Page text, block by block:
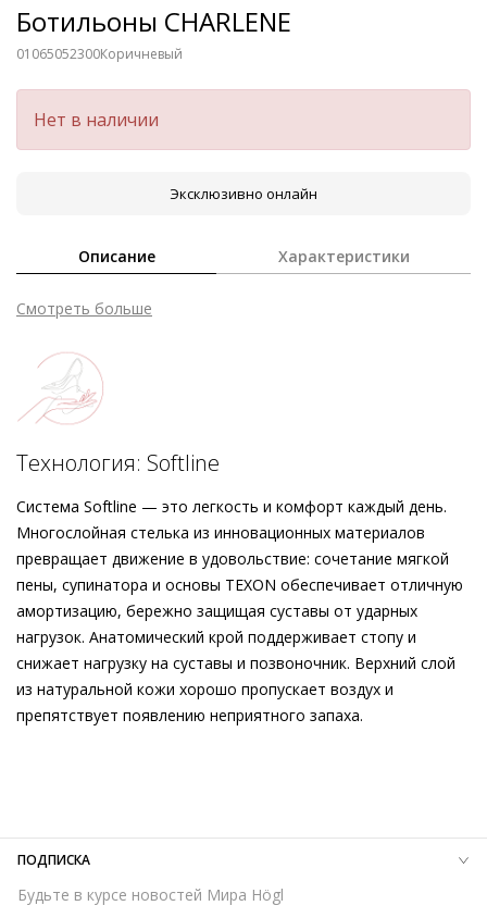
Ботильоны CHARLENE
01065052300Коричневый
Нет в наличии
Эксклюзивно онлайн
Описание Характеристики
Смотреть больше
Технология: Softline
Система Softline — это легкость и комфорт каждый день.
Многослойная стелька из инновационных материалов
превращает движение в удовольствие: сочетание мягкой
пены, супинатора и основы TEXON обеспечивает отличную
амортизацию, бережно защищая суставы от ударных
нагрузок. Анатомический крой поддерживает стопу и
снижает нагрузку на суставы и позвоночник. Верхний слой
из натуральной кожи хорошо пропускает воздух и
препятствует появлению неприятного запаха.
Материал подошвы Термопластичный полиуретан (TPU)
Температурный режим
Высота каблука 65 мм
ПОДПИСКА
Будьте в курсе новостей Мира Högl